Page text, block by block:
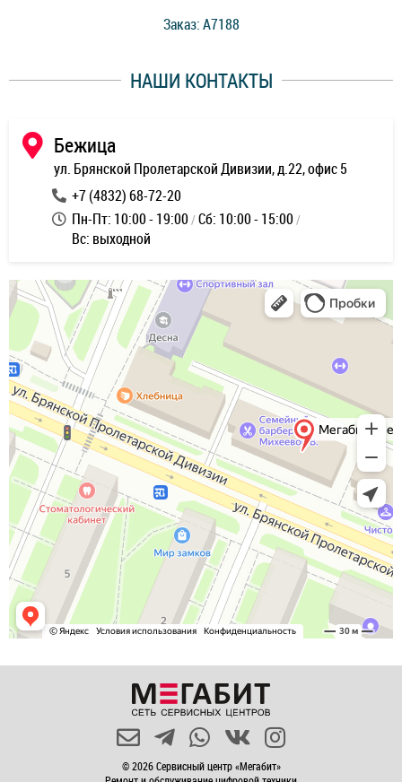
работы и оперативность!Заказ: A7188
НАШИ КОНТАКТЫ
Бежица
ул. Брянской Пролетарской Дивизии, д.22, офис 5
+7 (4832) 68-72-20
Пн-Пт: 10:00 - 19:00 Сб: 10:00 - 15:00
Вс: выходной
© 2026 Сервисный центр «Мегабит»